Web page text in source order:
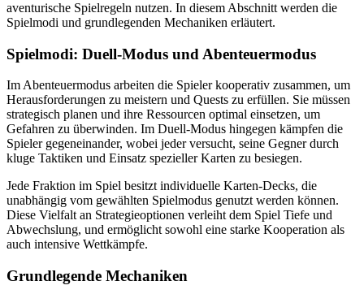
aventurische Spielregeln nutzen. In diesem Abschnitt werden die
Spielmodi und grundlegenden Mechaniken erläutert.
Spielmodi: Duell-Modus und Abenteuermodus
Im Abenteuermodus arbeiten die Spieler kooperativ zusammen, um
Herausforderungen zu meistern und Quests zu erfüllen. Sie müssen
strategisch planen und ihre Ressourcen optimal einsetzen, um
Gefahren zu überwinden. Im Duell-Modus hingegen kämpfen die
Spieler gegeneinander, wobei jeder versucht, seine Gegner durch
kluge Taktiken und Einsatz spezieller Karten zu besiegen.
Jede Fraktion im Spiel besitzt individuelle Karten-Decks, die
unabhängig vom gewählten Spielmodus genutzt werden können.
Diese Vielfalt an Strategieoptionen verleiht dem Spiel Tiefe und
Abwechslung, und ermöglicht sowohl eine starke Kooperation als
auch intensive Wettkämpfe.
Grundlegende Mechaniken